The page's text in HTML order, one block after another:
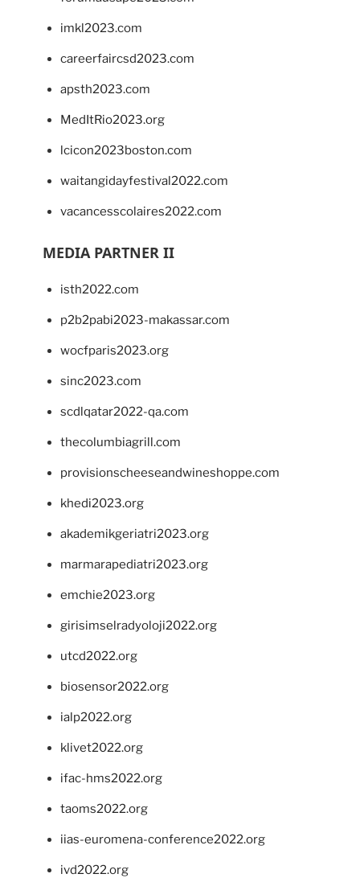
imkl2023.com
careerfaircsd2023.com
apsth2023.com
MedItRio2023.org
lcicon2023boston.com
waitangidayfestival2022.com
vacancesscolaires2022.com
MEDIA PARTNER II
isth2022.com
p2b2pabi2023-makassar.com
wocfparis2023.org
sinc2023.com
scdlqatar2022-qa.com
thecolumbiagrill.com
provisionscheeseandwineshoppe.com
khedi2023.org
akademikgeriatri2023.org
marmarapediatri2023.org
emchie2023.org
girisimselradyoloji2022.org
utcd2022.org
biosensor2022.org
ialp2022.org
klivet2022.org
ifac-hms2022.org
taoms2022.org
iias-euromena-conference2022.org
ivd2022.org